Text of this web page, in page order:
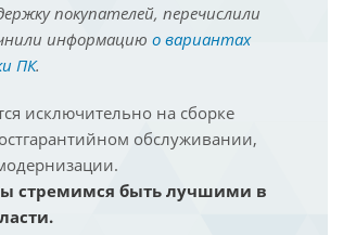
покупателей, перечислили
информацию о вариантах
ПК.
исключительно на сборке
обслуживании,
стремимся быть лучшими в